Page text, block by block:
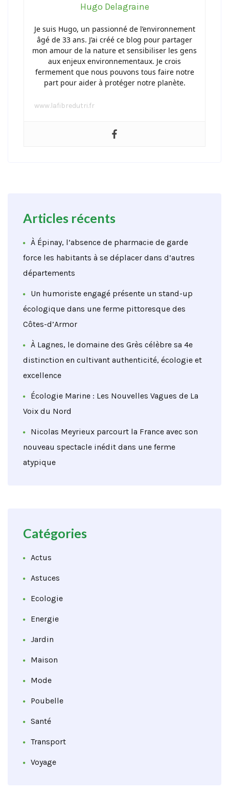
Hugo Delagraine
Je suis Hugo, un passionné de l’environnement
âgé de 33 ans. J’ai créé ce blog pour partager
mon amour de la nature et sensibiliser les gens
aux enjeux environnementaux. Je crois
fermement que nous pouvons tous faire notre
part pour aider à protéger notre planète.
www.lafibredutri.fr
Articles récents
À Épinay, l’absence de pharmacie de garde
force les habitants à se déplacer dans d’autres
départements
Un humoriste engagé présente un stand-up
écologique dans une ferme pittoresque des
Côtes-d’Armor
À Lagnes, le domaine des Grès célèbre sa 4e
distinction en cultivant authenticité, écologie et
excellence
Écologie Marine : Les Nouvelles Vagues de La
Voix du Nord
Nicolas Meyrieux parcourt la France avec son
nouveau spectacle inédit dans une ferme
atypique
Catégories
Actus
Astuces
Ecologie
Energie
Jardin
Maison
Mode
Poubelle
Santé
Transport
Voyage